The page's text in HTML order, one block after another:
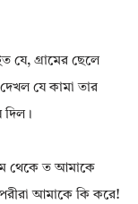
যে, গ্রামের ছেলে
যে কামা তার
দিল।
থেকে ত আমাকে
পরীরা আমাকে কি করে!